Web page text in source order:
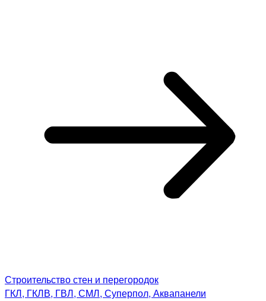
Строительство стен и перегородок
ГКЛ, ГКЛВ, ГВЛ, СМЛ, Суперпол, Аквапанели